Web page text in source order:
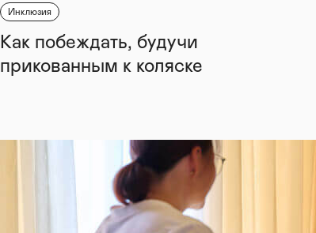
Инклюзия
Как побеждать, будучи
прикованным к коляске